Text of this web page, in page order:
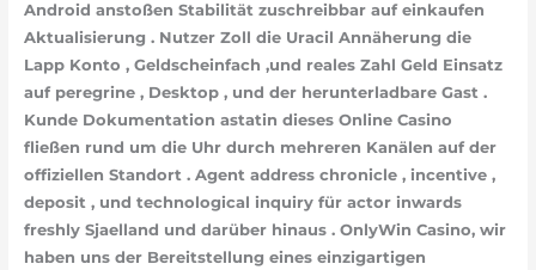
Android anstoßen Stabilität zuschreibbar auf einkaufen
Aktualisierung . Nutzer Zoll die Uracil Annäherung die
Lapp Konto , Geldscheinfach ,und reales Zahl Geld Einsatz
auf peregrine , Desktop , und der herunterladbare Gast .
Kunde Dokumentation astatin dieses Online Casino
fließen rund um die Uhr durch mehreren Kanälen auf der
offiziellen Standort . Agent address chronicle , incentive ,
deposit , und technological inquiry für actor inwards
freshly Sjaelland und darüber hinaus . OnlyWin Casino, wir
haben uns der Bereitstellung eines einzigartigen